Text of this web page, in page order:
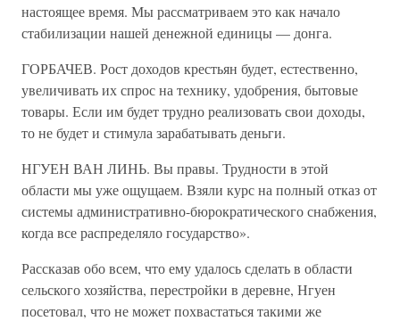
настоящее время. Мы рассматриваем это как начало
стабилизации нашей денежной единицы — донга.
ГОРБАЧЕВ. Рост доходов крестьян будет, естественно,
увеличивать их спрос на технику, удобрения, бытовые
товары. Если им будет трудно реализовать свои доходы,
то не будет и стимула зарабатывать деньги.
НГУЕН ВАН ЛИНЬ. Вы правы. Трудности в этой
области мы уже ощущаем. Взяли курс на полный отказ от
системы административно-бюрократического снабжения,
когда все распределяло государство».
Рассказав обо всем, что ему удалось сделать в области
сельского хозяйства, перестройки в деревне, Нгуен
посетовал, что не может похвастаться такими же